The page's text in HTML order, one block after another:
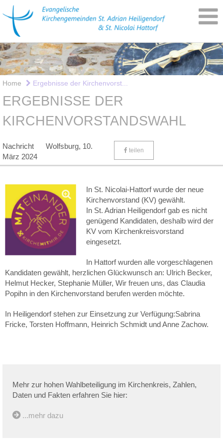
Home Ergebnisse der Kirchenvorst...
ERGEBNISSE DER
KIRCHENVORSTANDSWAHL
Nachricht Wolfsburg, 10.
März 2024
teilen
In St. Nicolai-Hattorf wurde der neue
Kirchenvorstand (KV) gewählt.
In St. Adrian Heiligendorf gab es nicht
genügend Kandidaten, deshalb wird der
KV vom Kirchenkreisvorstand
eingesetzt.
In Hattorf wurden alle vorgeschlagenen
Kandidaten gewählt, herzlichen Glückwunsch an: Ulrich Becker,
Helmut Hecker, Stephanie Müller, Wir freuen uns, das Claudia
Popihn in den Kirchenvorstand berufen werden möchte.
In Heiligendorf stehen zur Einsetzung zur Verfügung:Sabrina
Fricke, Torsten Hoffmann, Heinrich Schmidt und Anne Zachow.
Mehr zur hohen Wahlbeteiligung im Kirchenkreis, Zahlen,
Daten und Fakten erfahren Sie hier:
...mehr dazu